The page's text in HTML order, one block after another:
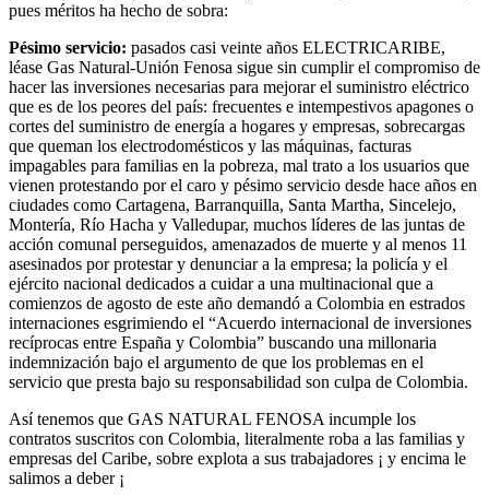
pues méritos ha hecho de sobra:
Pésimo servicio: pasados casi veinte años ELECTRICARIBE,
léase Gas Natural-Unión Fenosa sigue sin cumplir el compromiso de
hacer las inversiones necesarias para mejorar el suministro eléctrico
que es de los peores del país: frecuentes e intempestivos apagones o
cortes del suministro de energía a hogares y empresas, sobrecargas
que queman los electrodomésticos y las máquinas, facturas
impagables para familias en la pobreza, mal trato a los usuarios que
vienen protestando por el caro y pésimo servicio desde hace años en
ciudades como Cartagena, Barranquilla, Santa Martha, Sincelejo,
Montería, Río Hacha y Valledupar, muchos líderes de las juntas de
acción comunal perseguidos, amenazados de muerte y al menos 11
asesinados por protestar y denunciar a la empresa; la policía y el
ejército nacional dedicados a cuidar a una multinacional que a
comienzos de agosto de este año demandó a Colombia en estrados
internaciones esgrimiendo el “Acuerdo internacional de inversiones
recíprocas entre España y Colombia” buscando una millonaria
indemnización bajo el argumento de que los problemas en el
servicio que presta bajo su responsabilidad son culpa de Colombia.
Así tenemos que GAS NATURAL FENOSA incumple los
contratos suscritos con Colombia, literalmente roba a las familias y
empresas del Caribe, sobre explota a sus trabajadores ¡ y encima le
salimos a deber ¡